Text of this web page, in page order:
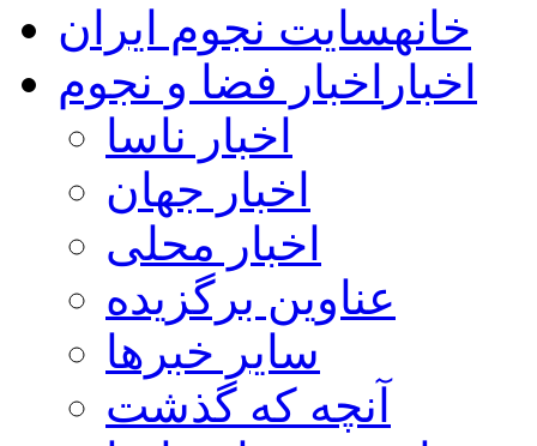
خانهسایت نجوم ایران
اخبار اخبار فضا و نجوم
اخبار ناسا
اخبار جهان
اخبار محلی
عناوین برگزیده
سایر خبرها
آنچه که گذشت